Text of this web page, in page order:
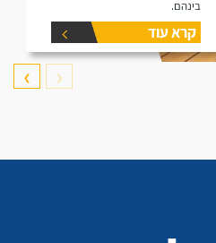
בינהם.
קרא עוד
❮
❯